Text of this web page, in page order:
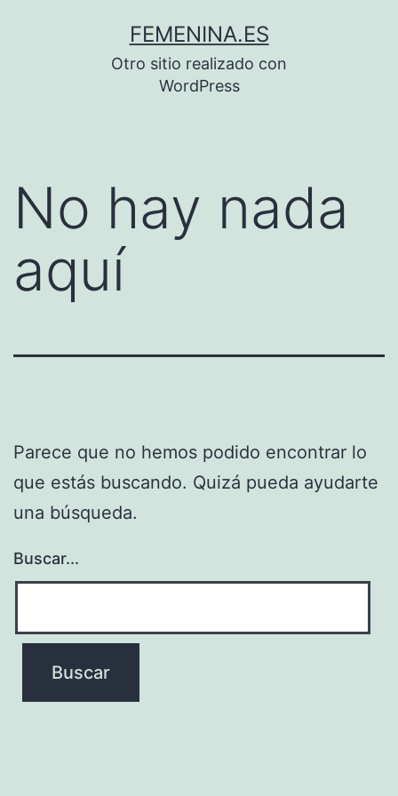
FEMENINA.ES
Otro sitio realizado con
WordPress
No hay nada
aquí
Parece que no hemos podido encontrar lo
que estás buscando. Quizá pueda ayudarte
una búsqueda.
Buscar...